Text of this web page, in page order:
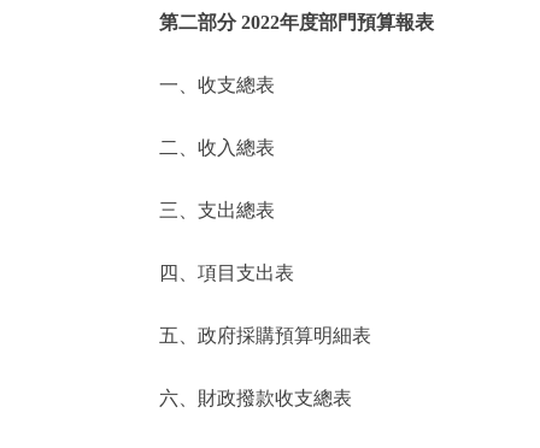
政民互動
12345網上接訴即辦
參與調查
走進北京
北京概況
綠色北京
第二部分 2022年度部門預算報表
一、收支總表
二、收入總表
三、支出總表
四、項目支出表
五、政府採購預算明細表
六、財政撥款收支總表